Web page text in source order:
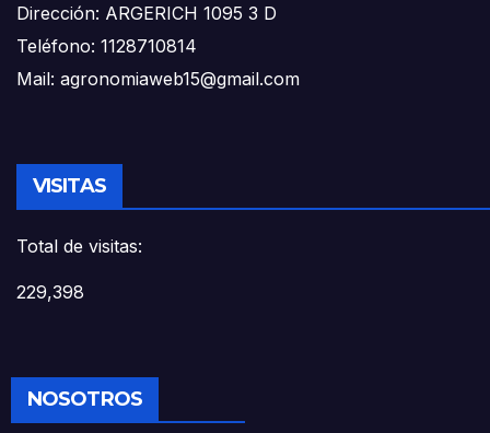
Dirección: ARGERICH 1095 3 D
Teléfono: 1128710814
Mail: agronomiaweb15@gmail.com
VISITAS
Total de visitas:
229,398
NOSOTROS